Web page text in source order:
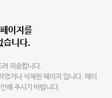
이지를
습니다.
죄송합니다.
거나 삭제된 페이지 입니다. 페이
해 주시기 바랍니다.